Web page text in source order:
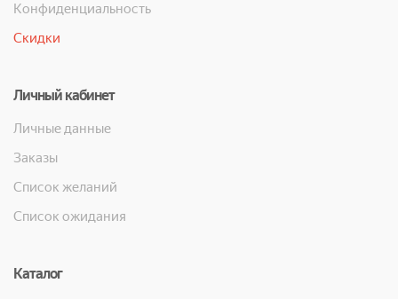
Конфиденциальность
Скидки
Личный кабинет
Личные данные
Заказы
Список желаний
Список ожидания
Каталог